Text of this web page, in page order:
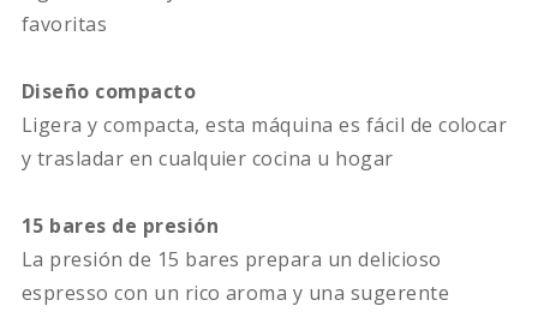
favoritas
Diseño compacto
Ligera y compacta, esta máquina es fácil de colocar
y trasladar en cualquier cocina u hogar
15 bares de presión
La presión de 15 bares prepara un delicioso
espresso con un rico aroma y una sugerente